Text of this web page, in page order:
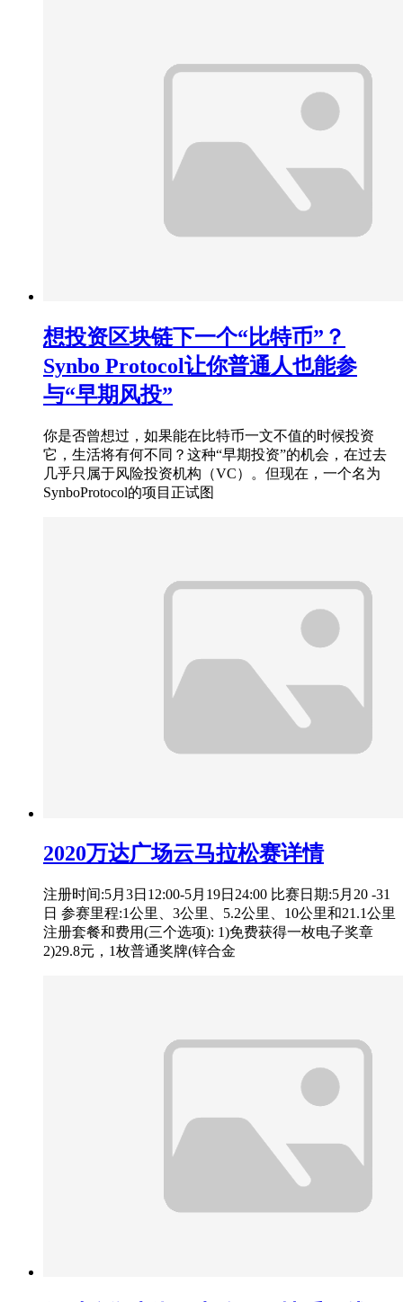
想投资区块链下一个“比特币”？
Synbo Protocol让你普通人也能参
与“早期风投”
你是否曾想过，如果能在比特币一文不值的时候投资
它，生活将有何不同？这种“早期投资”的机会，在过去
几乎只属于风险投资机构（VC）。但现在，一个名为
SynboProtocol的项目正试图
2020万达广场云马拉松赛详情
注册时间:5月3日12:00-5月19日24:00 比赛日期:5月20 -31
日 参赛里程:1公里、3公里、5.2公里、10公里和21.1公里
注册套餐和费用(三个选项): 1)免费获得一枚电子奖章
2)29.8元，1枚普通奖牌(锌合金